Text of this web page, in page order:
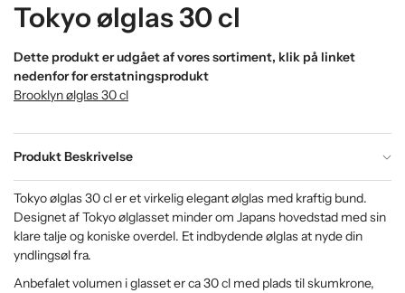
Tokyo ølglas 30 cl
Dette produkt er udgået af vores sortiment, klik på linket
nedenfor for erstatningsprodukt
Brooklyn ølglas 30 cl
Produkt Beskrivelse
Tokyo ølglas 30 cl er et virkelig elegant ølglas med kraftig bund.
Designet af Tokyo ølglasset minder om Japans hovedstad med sin
klare talje og koniske overdel. Et indbydende ølglas at nyde din
yndlingsøl fra.
Anbefalet volumen i glasset er ca 30 cl med plads til skumkrone,